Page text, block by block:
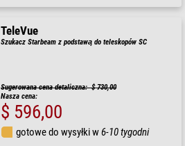
TeleVue
Szukacz Starbeam z podstawą do teleskopów SC
Sugerowana cena detaliczna: $ 730,00
Nasza cena:
$ 596,00
gotowe do wysyłki w6-10 tygodni